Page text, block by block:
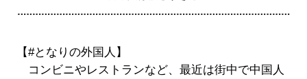
【#となりの外国人】
コンビニやレストランなど、最近は街中で中国人